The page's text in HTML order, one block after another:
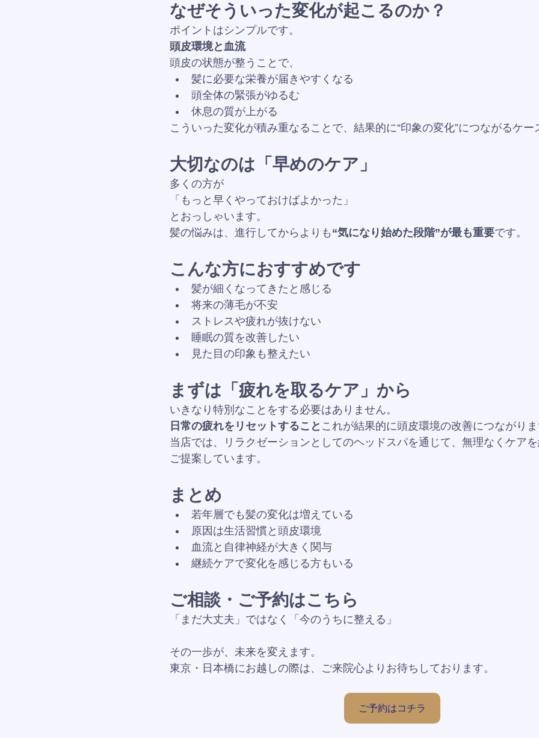
なぜそういった変化が起こるのか？
ポイントはシンプルです。
頭皮環境と血流
頭皮の状態が整うことで、
髪に必要な栄養が届きやすくなる
頭全体の緊張がゆるむ
休息の質が上がる
こういった変化が積み重なることで、結果的に“印象の変化”につながるケー
大切なのは「早めのケア」
多くの方が
「もっと早くやっておけばよかった」
とおっしゃいます。
髪の悩みは、進行してからよりも “気になり始めた段階”が最も重要です。
こんな方におすすめです
髪が細くなってきたと感じる
将来の薄毛が不安
ストレスや疲れが抜けない
睡眠の質を改善したい
見た目の印象も整えたい
まずは「疲れを取るケア」から
いきなり特別なことをする必要はありません。
日常の疲れをリセットすること これが結果的に頭皮環境の改善につながり
当店では、リラクゼーションとしてのヘッドスパを通じて、無理なくケア
ご提案しています。
まとめ
若年層でも髪の変化は増えている
原因は生活習慣と頭皮環境
血流と自律神経が大きく関与
継続ケアで変化を感じる方もいる
ご相談・ご予約はこちら
「まだ大丈夫」ではなく「今のうちに整える」
その一歩が、未来を変えます。
東京・日本橋にお越しの際は、ご来院心よりお待ちしております。
ご予約はコチラ